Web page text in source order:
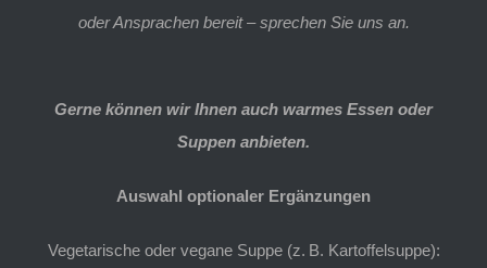
oder Ansprachen bereit – sprechen Sie uns an.
Gerne können wir Ihnen auch warmes Essen oder
Suppen anbieten.
Auswahl optionaler Ergänzungen
Vegetarische oder vegane Suppe (z. B. Kartoffelsuppe):